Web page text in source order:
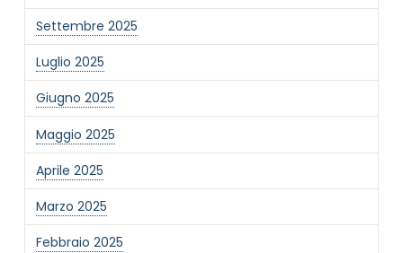
Settembre 2025
Luglio 2025
Giugno 2025
Maggio 2025
Aprile 2025
Marzo 2025
Febbraio 2025